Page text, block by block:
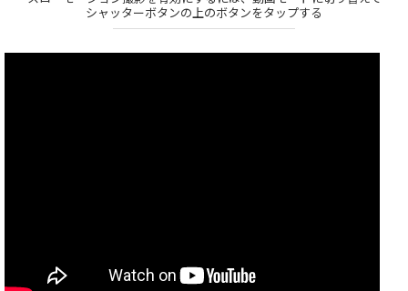
シャッターボタンの上のボタンをタップする